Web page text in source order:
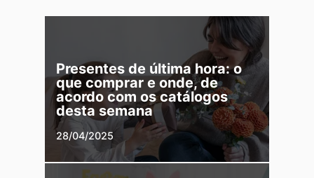
Presentes de última hora: o
que comprar e onde, de
acordo com os catálogos
desta semana
28/04/2025